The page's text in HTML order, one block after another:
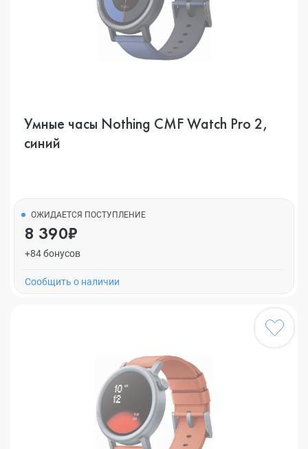
Умные часы Nothing CMF Watch Pro 2,
синий
ОЖИДАЕТСЯ ПОСТУПЛЕНИЕ
8 390₽
+84 бонусов
Cообщить о наличии